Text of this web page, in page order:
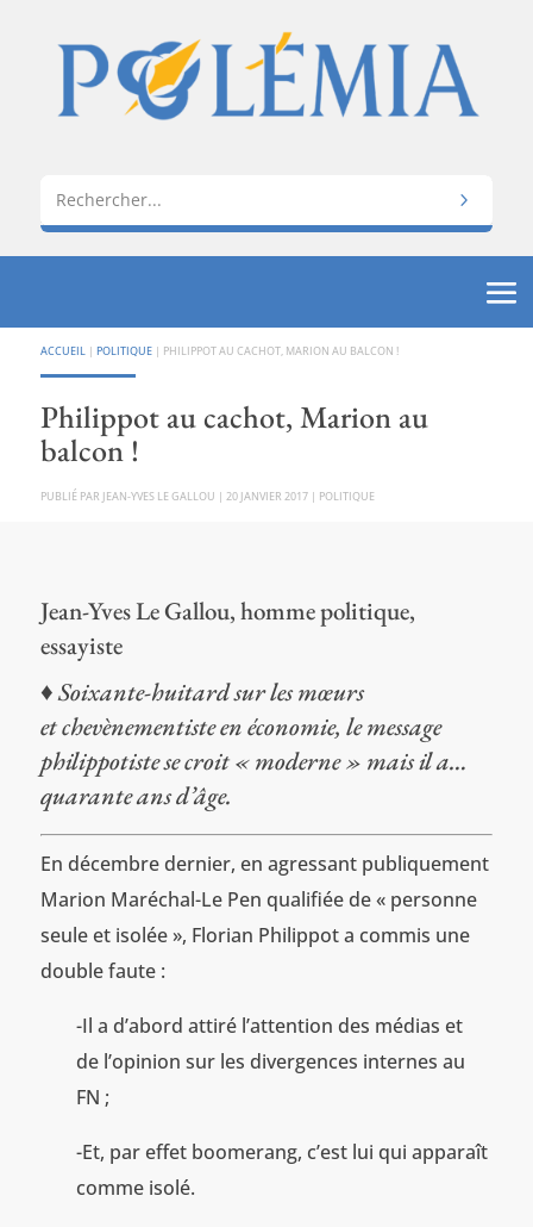
ACCUEIL | POLITIQUE| PHILIPPOT AU CACHOT, MARION AU BALCON !
Philippot au cachot, Marion au
balcon !
PAR JEAN-YVES LE GALLOU | 20 JANVIER 2017| POLITIQUE
Jean-Yves Le Gallou, homme politique,
essayiste
♦ Soixante-huitard sur les mœurs
et chevènementiste en économie, le message
philippotiste se croit « moderne » mais il a…
quarante ans d’âge.
En décembre dernier, en agressant publiquement
Marion Maréchal-Le Pen qualifiée de « personne
seule et isolée », Florian Philippot a commis une
double faute :
-Il a d’abord attiré l’attention des médias et
de l’opinion sur les divergences internes au
FN ;
-Et, par effet boomerang, c’est lui qui apparaît
comme isolé.